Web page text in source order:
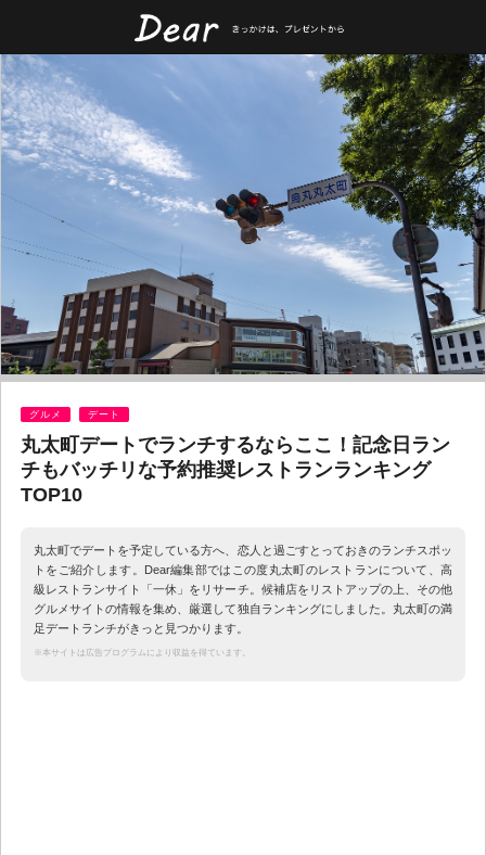
グルメ デート
丸太町デートでランチするならここ！記念日ラン
チもバッチリな予約推奨レストランランキング
TOP10
丸太町でデートを予定している方へ、恋人と過ごすとっておきのランチスポッ
トをご紹介します。Dear編集部ではこの度丸太町のレストランについて、高
級レストランサイト「一休」をリサーチ。候補店をリストアップの上、その他
グルメサイトの情報を集め、厳選して独自ランキングにしました。丸太町の満
足デートランチがきっと見つかります。
※本サイトは広告プログラムにより収益を得ています。